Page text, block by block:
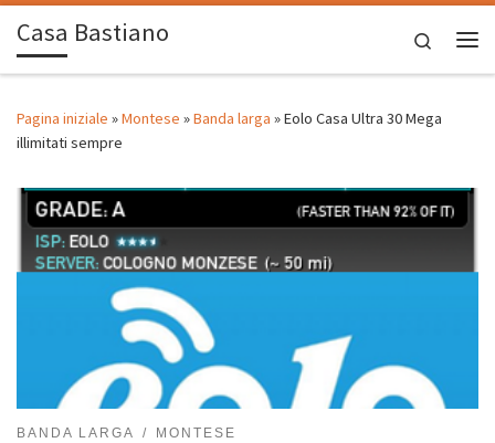
Passa al contenuto
Casa Bastiano
Search
Pagina iniziale »Montese »Banda larga »Eolo Casa Ultra 30 Mega
illimitati sempre
BANDA LARGA MONTESE